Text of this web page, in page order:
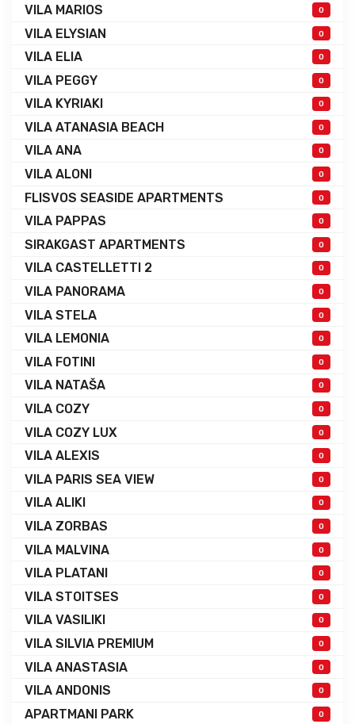
VILA MARIOS 0
VILA ELYSIAN 0
VILA ELIA 0
VILA PEGGY 0
VILA KYRIAKI 0
VILA ATANASIA BEACH 0
VILA ANA 0
VILA ALONI 0
FLISVOS SEASIDE APARTMENTS 0
VILA PAPPAS 0
SIRAKGAST APARTMENTS 0
VILA CASTELLETTI 2 0
VILA PANORAMA 0
VILA STELA 0
VILA LEMONIA 0
VILA FOTINI 0
VILA NATAŠA 0
VILA COZY 0
VILA COZY LUX 0
VILA ALEXIS 0
VILA PARIS SEA VIEW 0
VILA ALIKI 0
VILA ZORBAS 0
VILA MALVINA 0
VILA PLATANI 0
VILA STOITSES 0
VILA VASILIKI 0
VILA SILVIA PREMIUM 0
VILA ANASTASIA 0
VILA ANDONIS 0
APARTMANI PARK 0